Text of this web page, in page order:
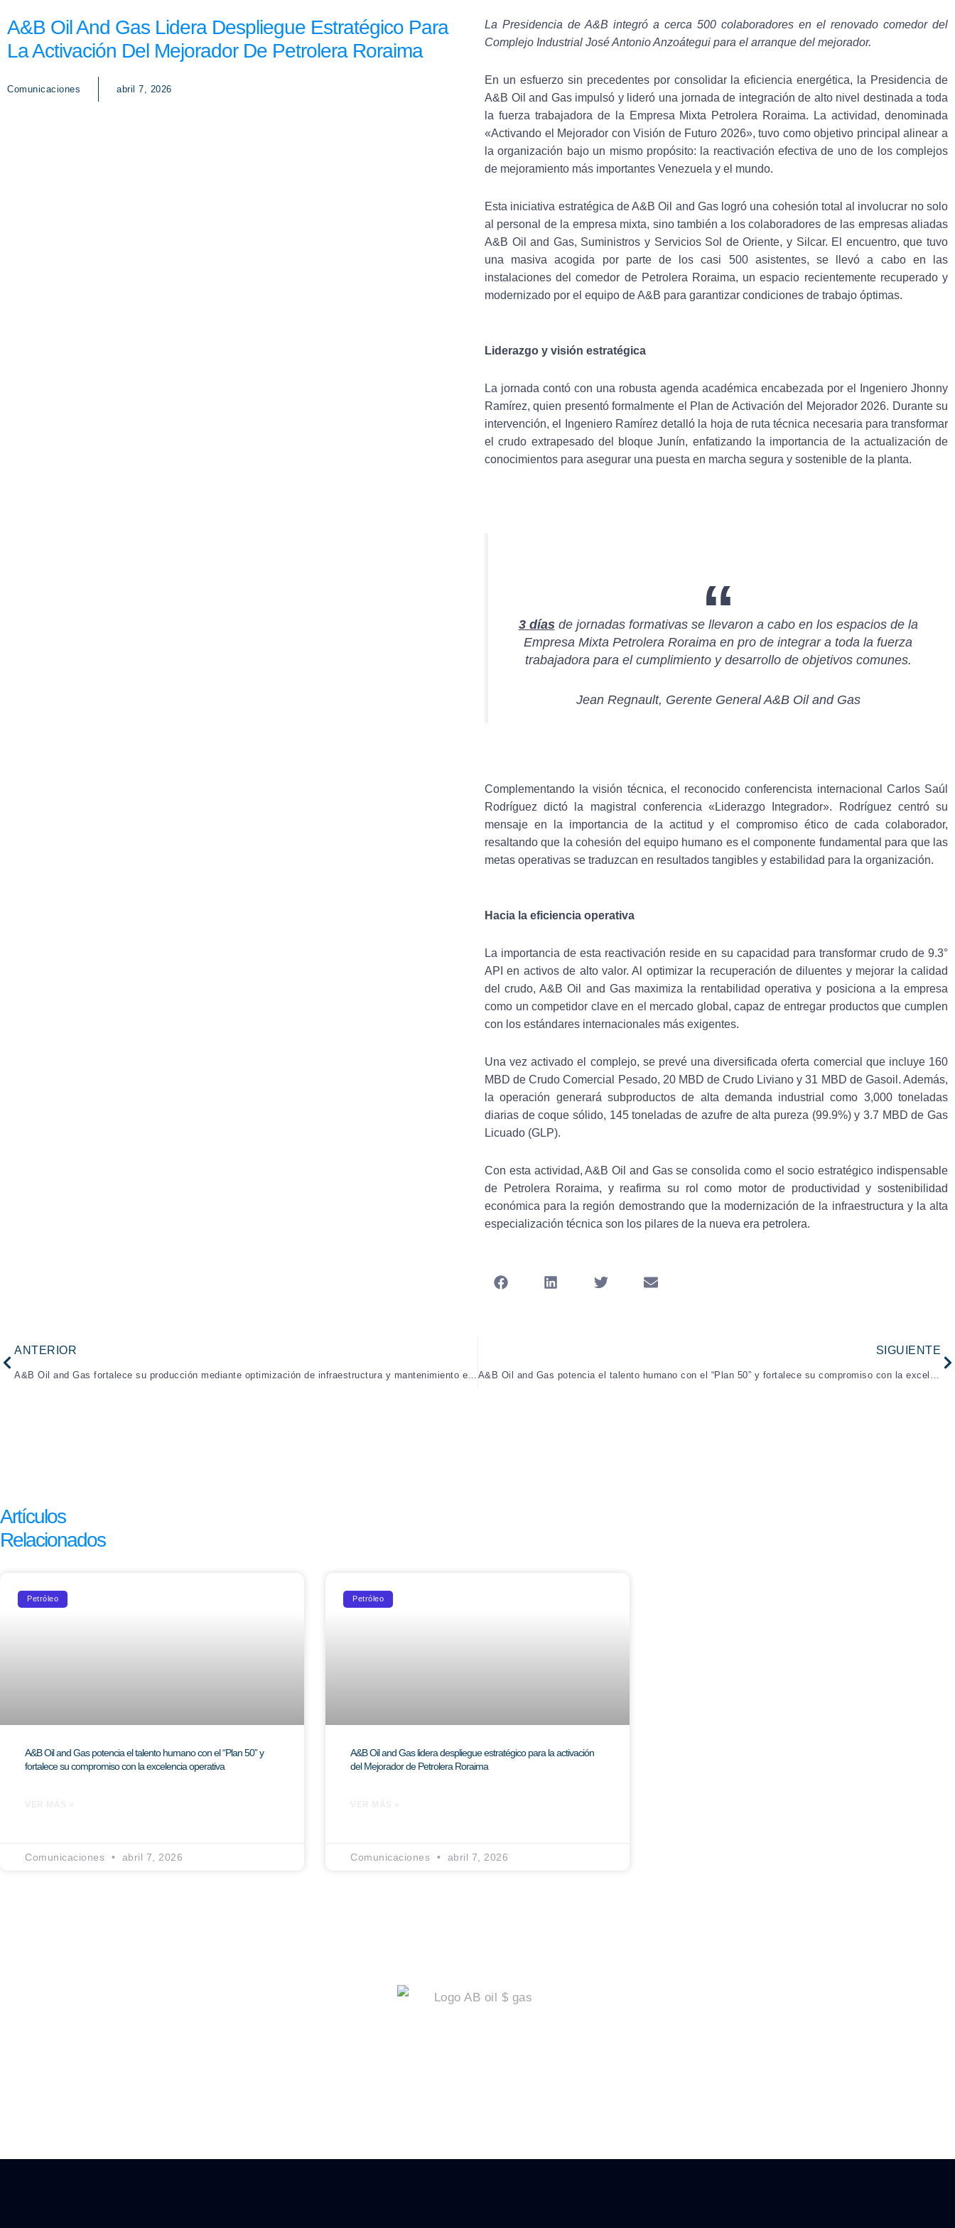
A&B Oil And Gas Lidera Despliegue Estratégico Para
La Activación Del Mejorador De Petrolera Roraima
Comunicaciones abril 7, 2026
La Presidencia de A&B integró a cerca 500 colaboradores en el renovado comedor del
Complejo Industrial José Antonio Anzoátegui para el arranque del mejorador.
En un esfuerzo sin precedentes por consolidar la eficiencia energética, la Presidencia de
A&B Oil and Gas impulsó y lideró una jornada de integración de alto nivel destinada a toda
la fuerza trabajadora de la Empresa Mixta Petrolera Roraima. La actividad, denominada
«Activando el Mejorador con Visión de Futuro 2026», tuvo como objetivo principal alinear a
la organización bajo un mismo propósito: la reactivación efectiva de uno de los complejos
de mejoramiento más importantes Venezuela y el mundo.
Esta iniciativa estratégica de A&B Oil and Gas logró una cohesión total al involucrar no solo
al personal de la empresa mixta, sino también a los colaboradores de las empresas aliadas
A&B Oil and Gas, Suministros y Servicios Sol de Oriente, y Silcar. El encuentro, que tuvo
una masiva acogida por parte de los casi 500 asistentes, se llevó a cabo en las
instalaciones del comedor de Petrolera Roraima, un espacio recientemente recuperado y
modernizado por el equipo de A&B para garantizar condiciones de trabajo óptimas.
Liderazgo y visión estratégica
La jornada contó con una robusta agenda académica encabezada por el Ingeniero Jhonny
Ramírez, quien presentó formalmente el Plan de Activación del Mejorador 2026. Durante su
intervención, el Ingeniero Ramírez detalló la hoja de ruta técnica necesaria para transformar
el crudo extrapesado del bloque Junín, enfatizando la importancia de la actualización de
conocimientos para asegurar una puesta en marcha segura y sostenible de la planta.
3 díasde jornadas formativas se llevaron a cabo en los espacios de la
Empresa Mixta Petrolera Roraima en pro de integrar a toda la fuerza
trabajadora para el cumplimiento y desarrollo de objetivos comunes.
Jean Regnault, Gerente General A&B Oil and Gas
Complementando la visión técnica, el reconocido conferencista internacional Carlos Saúl
Rodríguez dictó la magistral conferencia «Liderazgo Integrador». Rodríguez centró su
mensaje en la importancia de la actitud y el compromiso ético de cada colaborador,
resaltando que la cohesión del equipo humano es el componente fundamental para que las
metas operativas se traduzcan en resultados tangibles y estabilidad para la organización.
Hacia la eficiencia operativa
La importancia de esta reactivación reside en su capacidad para transformar crudo de 9.3°
API en activos de alto valor. Al optimizar la recuperación de diluentes y mejorar la calidad
del crudo, A&B Oil and Gas maximiza la rentabilidad operativa y posiciona a la empresa
como un competidor clave en el mercado global, capaz de entregar productos que cumplen
con los estándares internacionales más exigentes.
Una vez activado el complejo, se prevé una diversificada oferta comercial que incluye 160
MBD de Crudo Comercial Pesado, 20 MBD de Crudo Liviano y 31 MBD de Gasoil. Además,
la operación generará subproductos de alta demanda industrial como 3,000 toneladas
diarias de coque sólido, 145 toneladas de azufre de alta pureza (99.9%) y 3.7 MBD de Gas
Licuado (GLP).
Con esta actividad, A&B Oil and Gas se consolida como el socio estratégico indispensable
de Petrolera Roraima, y reafirma su rol como motor de productividad y sostenibilidad
económica para la región demostrando que la modernización de la infraestructura y la alta
especialización técnica son los pilares de la nueva era petrolera.
ANTERIOR SIGUIENTE
Artículos
Relacionados
Petróleo
A&B Oil and Gas potencia el talento humano con el “Plan 50” y
fortalece su compromiso con la excelencia operativa
Comunicaciones abril 7, 2026
Petróleo
A&B Oil and Gas lidera despliegue estratégico para la activación
del Mejorador de Petrolera Roraima
Comunicaciones abril 7, 2026